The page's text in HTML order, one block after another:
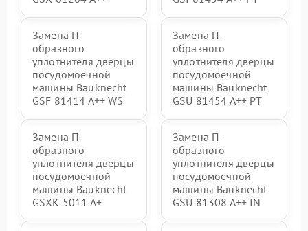
Замена П-
образного
уплотнителя дверцы
посудомоечной
машины Bauknecht
GSF 81414 A++ WS
Замена П-
образного
уплотнителя дверцы
посудомоечной
машины Bauknecht
GSU 81454 A++ PT
Замена П-
образного
уплотнителя дверцы
посудомоечной
машины Bauknecht
GSXK 5011 A+
Замена П-
образного
уплотнителя дверцы
посудомоечной
машины Bauknecht
GSU 81308 A++ IN